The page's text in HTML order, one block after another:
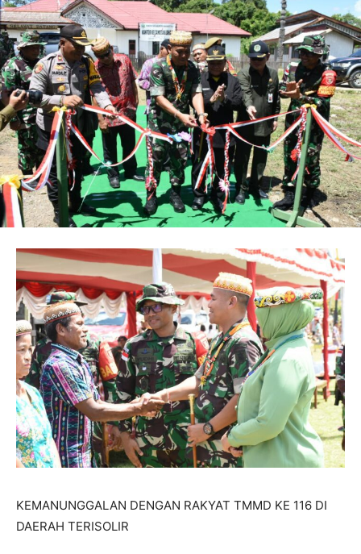
KEMANUNGGALAN DENGAN RAKYAT TMMD KE 116 DI
DAERAH TERISOLIR